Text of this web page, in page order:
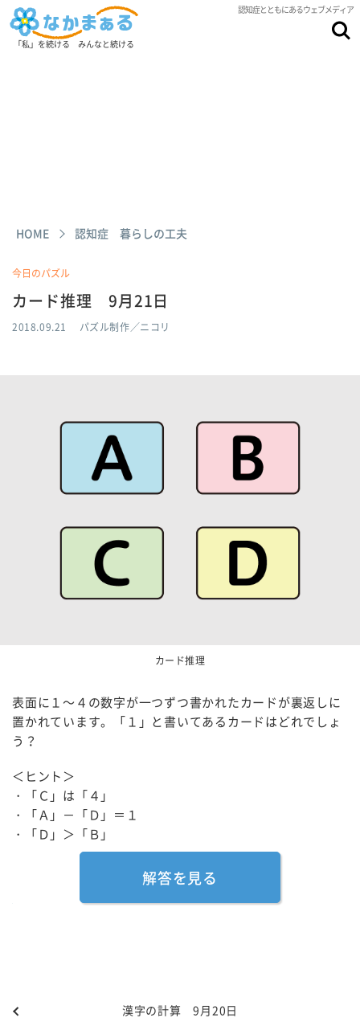
認知症とともにあるウェブメディア
「私」を続ける みんなと続ける
HOME 認知症 暮らしの工夫
今日のパズル
カード推理 9月21日
2018.09.21 パズル制作／ニコリ
カード推理
表面に１～４の数字が一つずつ書かれたカードが裏返しに
置かれています。「１」と書いてあるカードはどれでしょ
う？
＜ヒント＞
・「Ｃ」は「４」
・「Ａ」－「Ｄ」＝１
・「Ｄ」＞「Ｂ」
解答を見る
漢字の計算 9月20日